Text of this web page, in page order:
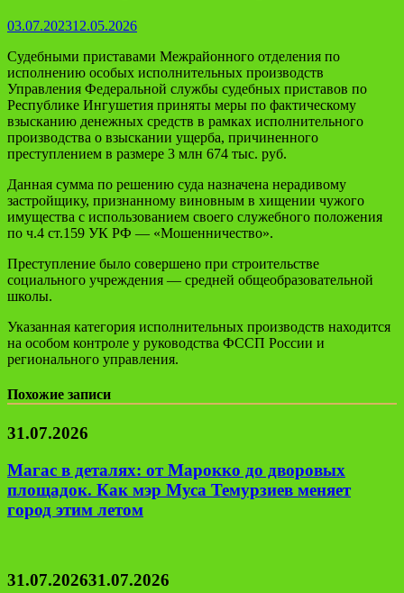
03.07.202312.05.2026
Судебными приставами Межрайонного отделения по
исполнению особых исполнительных производств
Управления Федеральной службы судебных приставов по
Республике Ингушетия приняты меры по фактическому
взысканию денежных средств в рамках исполнительного
производства о взыскании ущерба, причиненного
преступлением в размере 3 млн 674 тыс. руб.
Данная сумма по решению суда назначена нерадивому
застройщику, признанному виновным в хищении чужого
имущества с использованием своего служебного положения
по ч.4 ст.159 УК РФ — «Мошенничество».
Преступление было совершено при строительстве
социального учреждения — средней общеобразовательной
школы.
Указанная категория исполнительных производств находится
на особом контроле у руководства ФССП России и
регионального управления.
Похожие записи
31.07.2026
Магас в деталях: от Марокко до дворовых
площадок. Как мэр Муса Темурзиев меняет
город этим летом
31.07.202631.07.2026